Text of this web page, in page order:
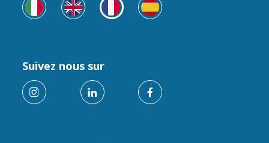
Suivez nous sur